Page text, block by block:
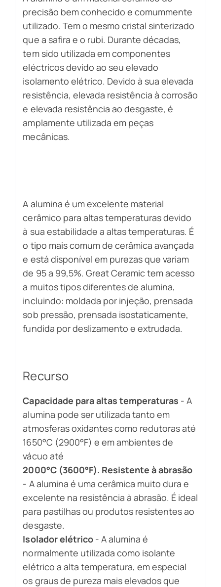
precisão bem conhecido e comummente
utilizado. Tem o mesmo cristal sinterizado
que a safira e o rubi. Durante décadas,
tem sido utilizada em componentes
eléctricos devido ao seu elevado
isolamento elétrico. Devido à sua elevada
resistência, elevada resistência à corrosão
e elevada resistência ao desgaste, é
amplamente utilizada em peças
mecânicas.
A alumina é um excelente material
cerâmico para altas temperaturas devido
à sua estabilidade a altas temperaturas. É
o tipo mais comum de cerâmica avançada
e está disponível em purezas que variam
de 95 a 99,5%. Great Ceramic tem acesso
a muitos tipos diferentes de alumina,
incluindo: moldada por injeção, prensada
sob pressão, prensada isostaticamente,
fundida por deslizamento e extrudada.
Recurso
Capacidade para altas temperaturas - A
alumina pode ser utilizada tanto em
atmosferas oxidantes como redutoras até
1650°C (2900°F) e em ambientes de
vácuo até
2000°C (3600°F). Resistente à abrasão
- A alumina é uma cerâmica muito dura e
excelente na resistência à abrasão. É ideal
para pastilhas ou produtos resistentes ao
desgaste.
Isolador elétrico- A alumina é
normalmente utilizada como isolante
elétrico a alta temperatura, em especial
os graus de pureza mais elevados que